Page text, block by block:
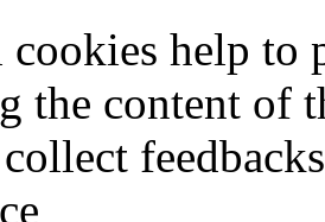
cookies help to
the content of